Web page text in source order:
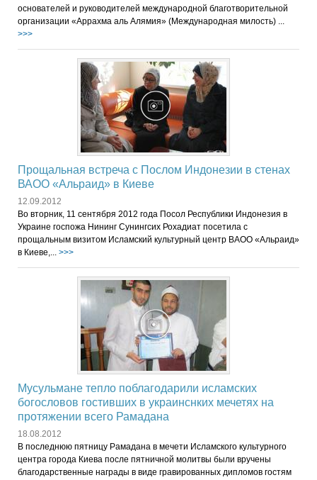
основателей и руководителей международной благотворительной
организации «Аррахма аль Алямия» (Международная милость) ...
>>>
Прощальная встреча с Послом Индонезии в стенах
ВАОО «Альраид» в Киеве
12.09.2012
Во вторник, 11 сентября 2012 года Посол Республики Индонезия в
Украине госпожа Нининг Сунингсих Рохадиат посетила с
прощальным визитом Исламский культурный центр ВАОО «Альраид»
в Киеве,... >>>
Мусульмане тепло поблагодарили исламских
богословов гостивших в украинснких мечетях на
протяжении всего Рамадана
18.08.2012
В последнюю пятницу Рамадана в мечети Исламского культурного
центра города Киева после пятничной молитвы были вручены
благодарственные награды в виде гравированных дипломов гостям